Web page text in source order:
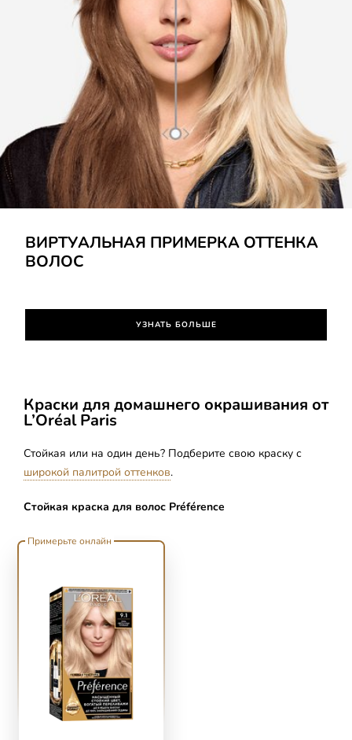
ВИРТУАЛЬНАЯ ПРИМЕРКА ОТТЕНКА
ВОЛОС
УЗНАТЬ БОЛЬШЕ
Краски для домашнего окрашивания от
L’Oréal Paris
Стойкая или на один день? Подберите свою краску с
широкой палитрой оттенков.
Стойкая краска для волос Préférence
skip slider
Примерьте онлайн